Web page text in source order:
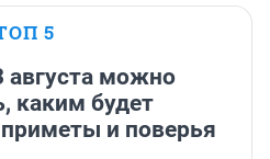
5
августа можно
каким будет
и поверья